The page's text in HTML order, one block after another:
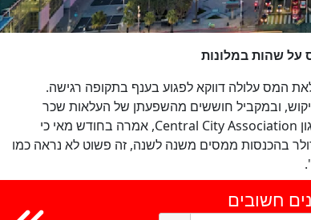
על שהות במלונות
המס עלולה דווקא לפגוע בענף בתקופה רגישה.
ובמקביל חוששים מהשפעתן של העלאות שכר
מינימום מתוכננות. נלה מקאוסקר, נשיאת ומנכ"לית ארגון Central City Association, אמרה בחודש מאי כי
ירידה בביקוש ואובדן של כ-20 מיליון דולר בהכנסות ממסים משנה לשנה, זה פשוט לא נראה כמו
חשובים